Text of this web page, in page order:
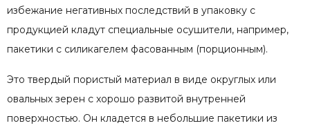
избежание негативных последствий в упаковку с
продукцией кладут специальные осушители, например,
пакетики с силикагелем фасованным (порционным).
Это твердый пористый материал в виде округлых или
овальных зерен с хорошо развитой внутренней
поверхностью. Он кладется в небольшие пакетики из